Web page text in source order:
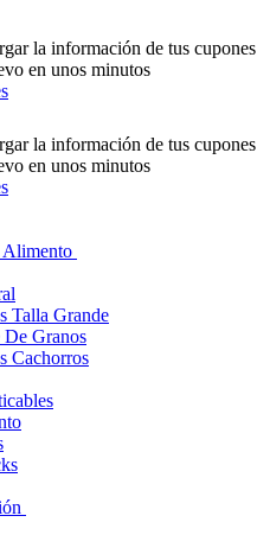
la información de tus cupones
en unos minutos
la información de tus cupones
en unos minutos
Alimento
Talla Grande
Granos
Cachorros